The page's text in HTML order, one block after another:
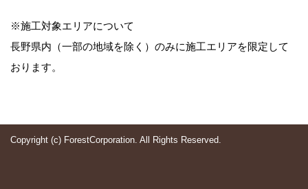
※施工対象エリアについて
長野県内（一部の地域を除く）のみに施工エリアを限定して
おります。
Copyright (c) ForestCorporation. All Rights Reserved.